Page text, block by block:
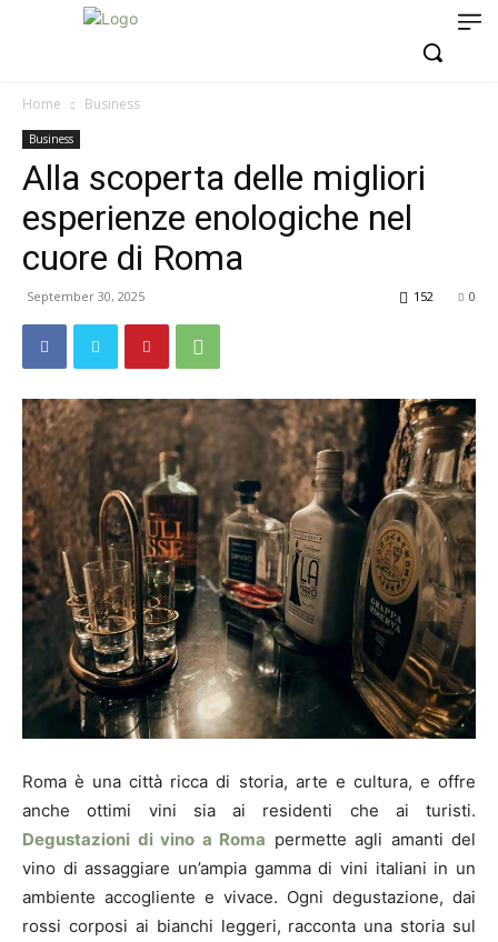
Home Business
Business
Alla scoperta delle migliori
esperienze enologiche nel
cuore di Roma
September 30, 2025 0
152
Roma è una città ricca di storia, arte e cultura, e offre
anche ottimi vini sia ai residenti che ai turisti.
Degustazioni di vino a Roma permette agli amanti del
vino di assaggiare un’ampia gamma di vini italiani in un
ambiente accogliente e vivace. Ogni degustazione, dai
rossi corposi ai bianchi leggeri, racconta una storia sul